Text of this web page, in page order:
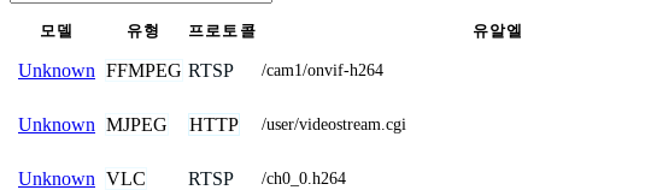
모델 유형 프로토콜 유알엘
Unknown FFMPEG RTSP /cam1/onvif-h264
Unknown MJPEG HTTP /user/videostream.cgi
Unknown VLC RTSP /ch0_0.h264